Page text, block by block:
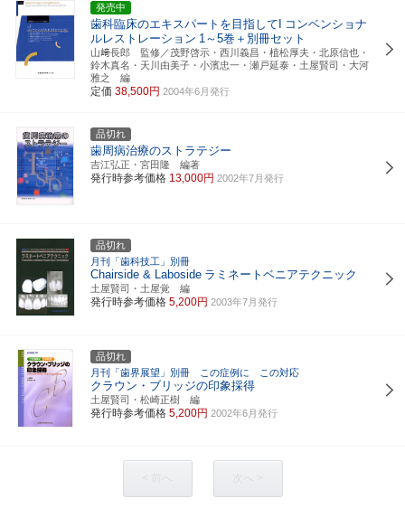
発売中
歯科臨床のエキスパートを目指してI
コンベンショナ
ルレストレーション 1～5巻＋別冊セット
山﨑長郎 監修／茂野啓示・西川義昌・植松厚夫・北原信也・
鈴木真名・天川由美子・小濱忠一・瀬戸延泰・土屋賢司・大河
雅之 編
定価 38,500円 2004年6月発行
品切れ
歯周病治療のストラテジー
吉江弘正・宮田隆 編著
発行時参考価格 13,000円 2002年7月発行
品切れ
月刊「歯科技工」別冊
Chairside & Laboside ラミネートベニアテクニック
土屋賢司・土屋覚 編
発行時参考価格 5,200円 2003年7月発行
品切れ
月刊「歯界展望」別冊 この症例に この対応
クラウン・ブリッジの印象採得
土屋賢司・松崎正樹 編
発行時参考価格 5,200円 2002年6月発行